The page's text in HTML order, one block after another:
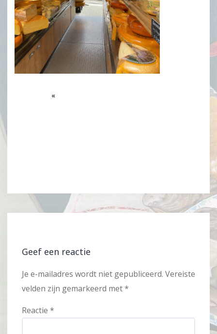
Geef een reactie
Je e-mailadres wordt niet gepubliceerd. Vereiste
velden zijn gemarkeerd met*
Reactie *